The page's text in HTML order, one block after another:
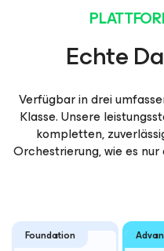
Echte
Verfügbar in drei
Klasse. Unsere
kompletten,
Orchestrierung, wie es
Foundation